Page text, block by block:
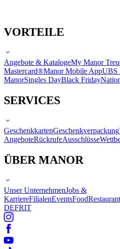
VORTEILE
Angebote & KatalogeMy Manor
Mastercard®Manor Mobile AppUBS
ManorSingles DayBlack Friday
SERVICES
GeschenkkartenGeschenkverpackung
AngeboteRückrufeAusschlüsse
ÜBER MANOR
Unser UnternehmenJobs &
KarriereFilialenEventsFood
DEFRIT